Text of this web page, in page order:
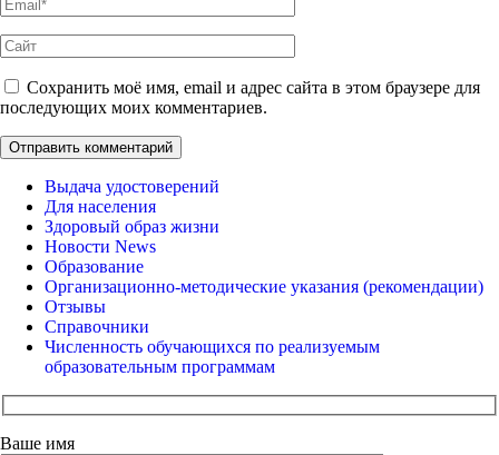
Сайт
Сохранить моё имя, email и адрес сайта в этом браузере для
последующих моих комментариев.
Выдача удостоверений
Для населения
Здоровый образ жизни
Новости News
Образование
Организационно-методические указания (рекомендации)
Отзывы
Справочники
Численность обучающихся по реализуемым
образовательным программам
Ваше имя